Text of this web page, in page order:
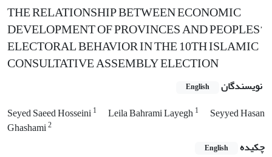
THE RELATIONSHIP BETWEEN ECONOMIC
DEVELOPMENT OF PROVINCES AND PEOPLES’
ELECTORAL BEHAVIOR IN THE 10TH ISLAMIC
CONSULTATIVE ASSEMBLY ELECTION
نویسندگان English
Seyed Saeed Hosseini1 Leila Bahrami Layegh1
Seyyed Hasan
Ghashami2
چکیده English